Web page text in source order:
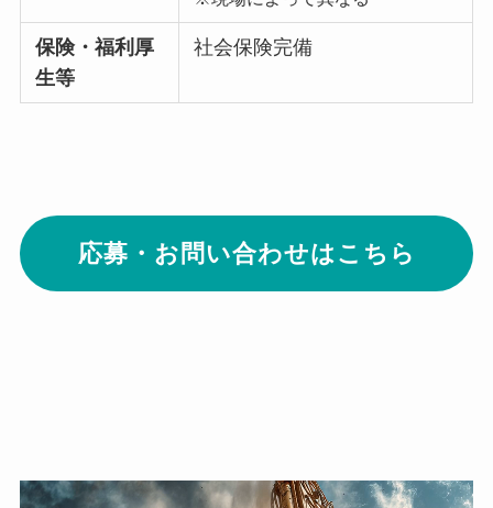
保険・福利厚
生等
社会保険完備
応募・お問い合わせはこちら